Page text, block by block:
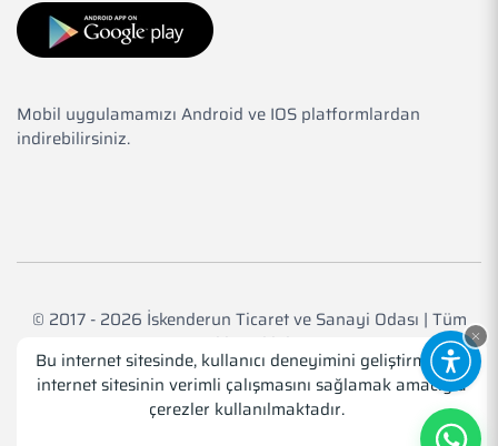
Mobil uygulamamızı Android ve IOS platformlardan
indirebilirsiniz.
© 2017 - 2026 İskenderun Ticaret ve Sanayi Odası | Tüm
Hakkı Saklıdır.
Web TasarımMedyatör İnteraktif
Bu internet sitesinde, kullanıcı deneyimini geliştirmek ve
internet sitesinin verimli çalışmasını sağlamak amacıyla
çerezler kullanılmaktadır.